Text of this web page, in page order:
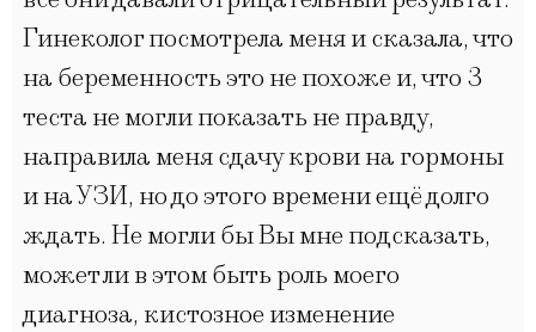
Гинеколог посмотрела меня и сказала, что
на беременность это не похоже и, что 3
теста не могли показать не правду,
направила меня сдачу крови на гормоны
и на УЗИ, но до этого времени ещё долго
ждать. Не могли бы Вы мне подсказать,
может ли в этом быть роль моего
диагноза, кистозное изменение